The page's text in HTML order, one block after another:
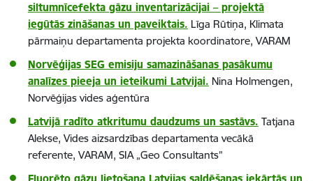
siltumnīcefekta gāzu inventarizācijai – projektā
iegūtās zināšanas un paveiktais. Līga Rūtiņa, Klimata
pārmaiņu departamenta projekta koordinatore, VARAM
Norvēģijas SEG emisiju samazināšanas pasākumu
analīzes pieeja un ieteikumi Latvijai. Nina Holmengen,
Norvēģijas vides aģentūra
Latvijā radīto atkritumu daudzums un sastāvs. Tatjana
Alekse, Vides aizsardzības departamenta vecākā
referente, VARAM, SIA „Geo Consultants”